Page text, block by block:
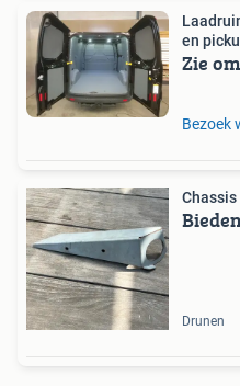
en
Zie
Bezoek
Bieden
Drunen